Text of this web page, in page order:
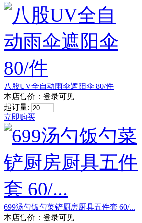
八股UV全自动雨伞遮阳伞 80/件
本店售价： 登录可见
起订量:
立即购买
699汤勺饭勺菜铲厨房厨具五件套 60/...
本店售价： 登录可见